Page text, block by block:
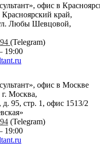
офис в
край,
Любы Шевцовой,
(Telegram)
19:00
офис в Москве
г. Москва,
95, стр. 1, офис 1513/2
(Telegram)
19:00